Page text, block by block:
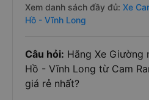
Xem danh sách đầy đủ: Xe
Hồ - Vĩnh Long
Câu hỏi: Hãng Xe Giường
Hồ - Vĩnh Long từ Cam
giá rẻ nhất?